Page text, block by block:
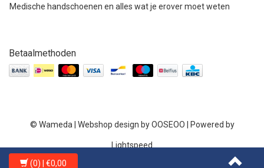
Medische handschoenen en alles wat je erover moet weten
Betaalmethoden
© Wameda | Webshop design byOOSEOO | Powered by
Lightspeed
(0) | €0,00